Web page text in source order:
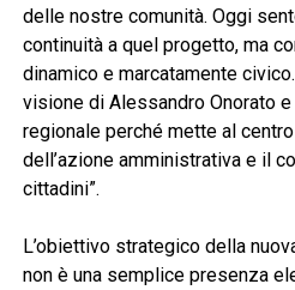
delle nostre comunità. Oggi
continuità a quel progetto, ma
dinamico e marcatamente
visione di Alessandro Onorato
regionale perché mette al
dell’azione amministrativa e il
cittadini”.
L’obiettivo strategico della
non è una semplice presenza